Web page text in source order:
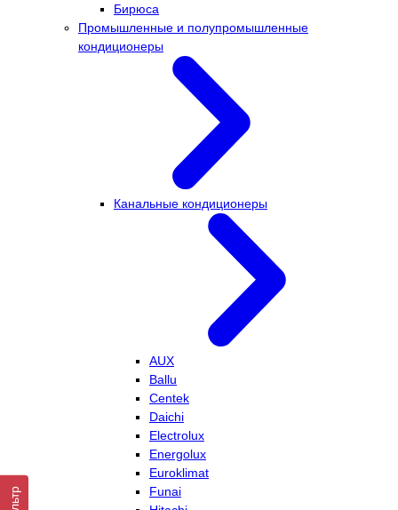
Бирюса
Промышленные и полупромышленные
кондиционеры
Канальные кондиционеры
AUX
Ballu
Centek
Daichi
Electrolux
Energolux
Euroklimat
Funai